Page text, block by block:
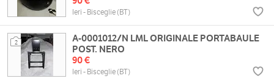
Ieri - Bisceglie (BT)
2
A-0001012/N LML ORIGINALE PORTABAULE
POST. NERO
90 €
Ieri - Bisceglie (BT)